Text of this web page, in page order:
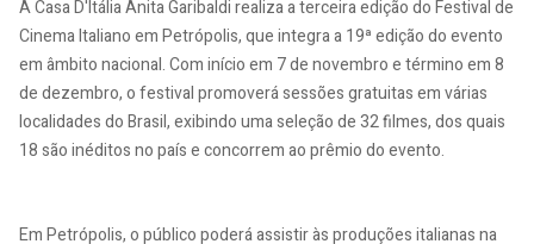
A Casa D'Itália Anita Garibaldi realiza a terceira edição do Festival de
Cinema Italiano em Petrópolis, que integra a 19ª edição do evento
em âmbito nacional. Com início em 7 de novembro e término em 8
de dezembro, o festival promoverá sessões gratuitas em várias
localidades do Brasil, exibindo uma seleção de 32 filmes, dos quais
18 são inéditos no país e concorrem ao prêmio do evento.
Em Petrópolis, o público poderá assistir às produções italianas na